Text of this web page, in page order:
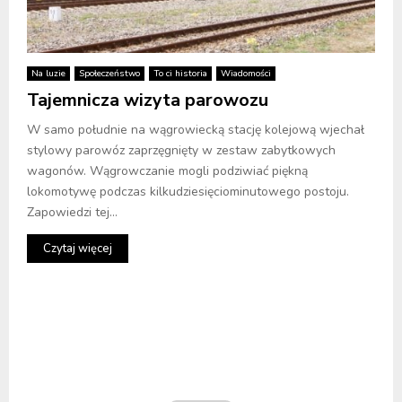
Na luzie Społeczeństwo To ci historia Wiadomości
Tajemnicza wizyta parowozu
W samo południe na wągrowiecką stację kolejową wjechał
stylowy parowóz zaprzęgnięty w zestaw zabytkowych
wagonów. Wągrowczanie mogli podziwiać piękną
lokomotywę podczas kilkudziesięciominutowego postoju.
Zapowiedzi tej...
Czytaj więcej